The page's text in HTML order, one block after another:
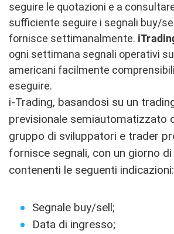
seguire le quotazioni e a
sufficiente seguire i segnali buy/
fornisce settimanalmente.
ogni settimana segnali operativi
americani facilmente
eseguire.
i-Trading, basandosi su un
previsionale semiautomatizzato
gruppo di sviluppatori e trader
fornisce segnali, con un giorno
contenenti le seguenti indicazioni:
Segnale buy/sell;
Data di ingresso;